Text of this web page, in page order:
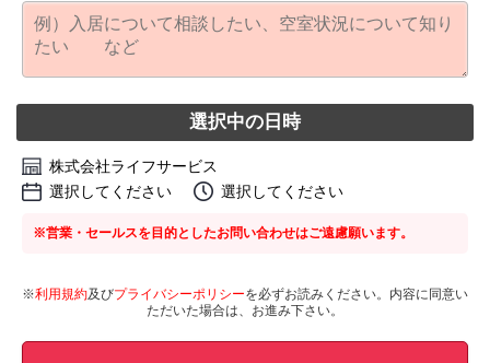
選択中の日時
株式会社ライフサービス
選択してください
選択してください
※営業・セールスを目的としたお問い合わせはご遠慮願います。
※利用規約及びプライバシーポリシーを必ずお読みください。内容に同意い
ただいた場合は、お進み下さい。